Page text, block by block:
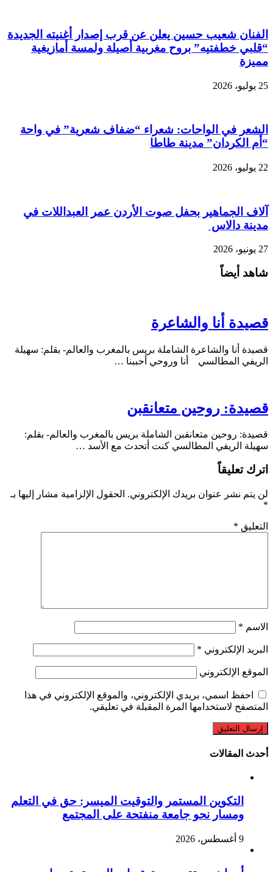
الفنان شعيب حسين يعلن عن قرب إصدار أغنيته الجديدة
“قلبي خطفتيه” بروح مغربية أصيلة ولمسة أمازيغية
مميزة
25 يوليو، 2026
الشعر في الواحات: شعراء “ضفاف شعرية” في واحة
“أم الكردان” مدينة طاطا
22 يوليو، 2026
آلاف الجماهير بحفل صوت الأردن عمر العبداللات في
مدينة دالاس
27 يونيو، 2026
شاهد أيضاً
قصيدة أنا والشاعرة
قصيدة أنا والشاعرة الشاملة بريس بالمغرب والعالم- بقلم: سهيلة
الريفي المطالسي أنا وروحي أحببنا …
قصيدة: روحين متعانقبن
قصيدة: روحين متعانقبن الشاملة بريس بالمغرب والعالم- بقلم:
سهيلة الريفي المطالسي كنت أتحدث مع الأسد …
اترك تعليقاً
لن يتم نشر عنوان بريدك الإلكتروني. الحقول الإلزامية مشار إليها بـ
*
التعليق *
الاسم *
البريد الإلكتروني *
الموقع الإلكتروني
احفظ اسمي، بريدي الإلكتروني، والموقع الإلكتروني في هذا
المتصفح لاستخدامها المرة المقبلة في تعليقي.
أحدث المقالات
التكوين المستمر والتوقيت الميسر: حق في التعلم
ومسار نحو جامعة منفتحة على المجتمع
9 أغسطس، 2026